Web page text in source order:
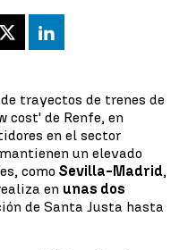
X Linkedin
trayectos de trenes de
cost' de Renfe, en
en el sector
un elevado
como Sevilla-Madrid,
en unas dos
de Santa Justa hasta